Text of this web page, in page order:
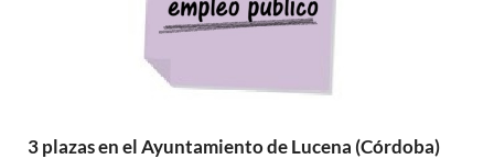
3 plazas en el Ayuntamiento de Lucena (Córdoba)